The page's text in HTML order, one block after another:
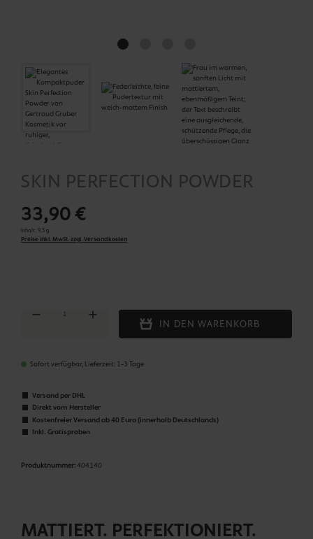
SKIN PERFECTION POWDER
33,90 €
Inhalt: 9,5 g
Preise inkl. MwSt. zzgl. Versandkosten
Sofort verfügbar, Lieferzeit: 1-3 Tage
Produkt Anzahl: Gib den gewünschten Wert ein oder benutze die Schaltflächen um die
IN DEN WARENKORB
Versand per DHL
Direkt vom Hersteller
Kostenfreier Versand ab 40 Euro (innerhalb Deutschlands)
Inkl. Gratisproben
Produktnummer: 404140
MATTIERT. PERFEKTIONIERT.